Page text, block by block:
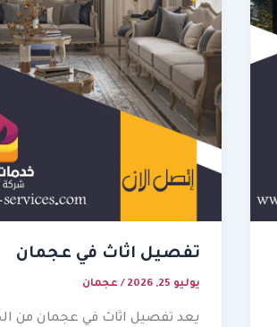
تفصيل اثاث في عجمان
يوليو 25, 2026 / عجمان
يعد تفصيل اثاث في عجمان من